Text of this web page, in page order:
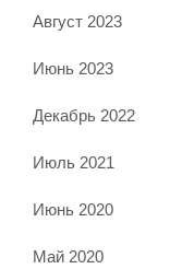
Август 2023
Июнь 2023
Декабрь 2022
Июль 2021
Июнь 2020
Май 2020